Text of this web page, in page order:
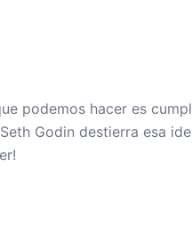
podemos hacer es
Godin destierra esa